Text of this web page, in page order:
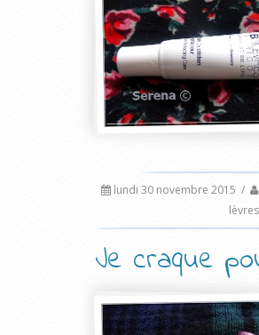
lundi 30 novembre 2015 /
lèvres
Je craque